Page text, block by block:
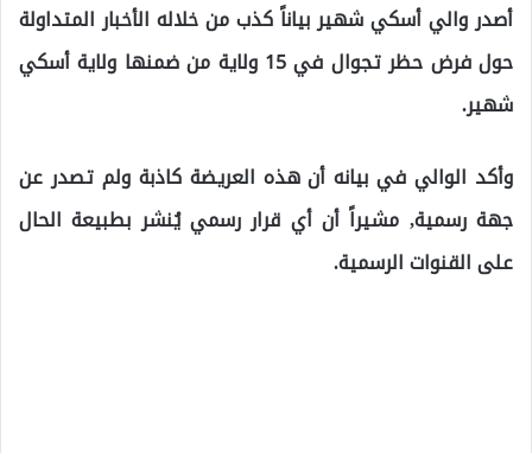
أصدر والي أسكي شهير بياناً كذب من خلاله الأخبار المتداولة
حول فرض حظر تجوال في 15 ولاية من ضمنها ولاية أسكي
شهير.
وأكد الوالي في بيانه أن هذه العريضة كاذبة ولم تصدر عن
جهة رسمية, مشيراً أن أي قرار رسمي يُنشر بطبيعة الحال
على القنوات الرسمية.